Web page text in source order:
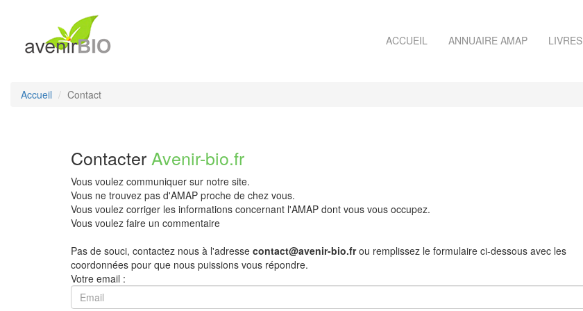
ACCUEIL ANNUAIRE AMAP LIVRES
Accueil Contact
Contacter Avenir-bio.fr
Vous voulez communiquer sur notre site.
Vous ne trouvez pas d'AMAP proche de chez vous.
Vous voulez corriger les informations concernant l'AMAP dont vous vous occupez.
Vous voulez faire un commentaire
Pas de souci, contactez nous à l'adresse contact@avenir-bio.frou remplissez le formulaire ci-dessous avec les
coordonnées pour que nous puissions vous répondre.
Votre email :